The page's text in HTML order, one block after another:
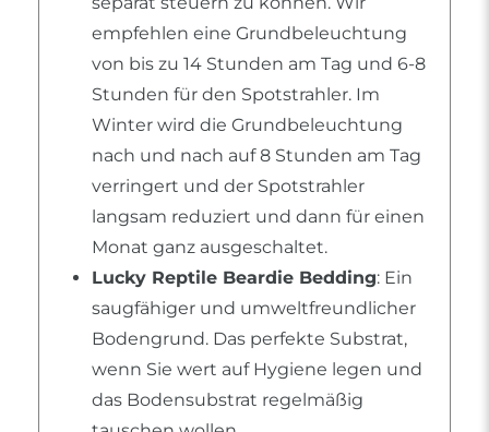
empfehlen eine Grundbeleuchtung
von bis zu 14 Stunden am Tag und 6-8
Stunden für den Spotstrahler. Im
Winter wird die Grundbeleuchtung
nach und nach auf 8 Stunden am Tag
verringert und der Spotstrahler
langsam reduziert und dann für einen
Monat ganz ausgeschaltet.
Lucky Reptile Beardie Bedding: Ein
saugfähiger und umweltfreundlicher
Bodengrund. Das perfekte Substrat,
wenn Sie wert auf Hygiene legen und
das Bodensubstrat regelmäßig